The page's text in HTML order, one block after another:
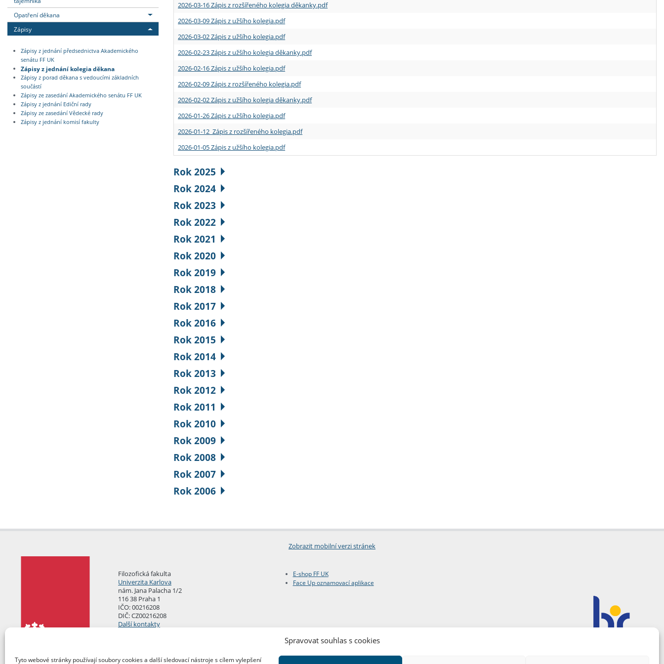
Spravovat souhlas s cookies
Tyto webové stránky používají soubory cookies a další sledovací nástroje s cílem vylepšení
Opatření děkana
Zápisy
Zápisy z jednání předsednictva Akademického
senátu FF UK
Zápisy z jednání kolegia děkana
Zápisy z porad děkana s vedoucími základních
součástí
Zápisy ze zasedání Akademického senátu FF UK
Zápisy z jednání Ediční rady
Zápisy ze zasedání Vědecké rady
Zápisy z jednání komisí fakulty
2026-03-16 Zápis z rozšířeného kolegia děkanky.pdf
2026-03-09 Zápis z užšího kolegia.pdf
2026-03-02 Zápis z užšího kolegia.pdf
2026-02-23 Zápis z užšího kolegia děkanky.pdf
2026-02-16 Zápis z užšího kolegia.pdf
2026-02-09 Zápis z rozšířeného kolegia.pdf
2026-02-02 Zápis z užšího kolegia děkanky.pdf
2026-01-26 Zápis z užšího kolegia.pdf
2026-01-12 Zápis z rozšířeného kolegia.pdf
2026-01-05 Zápis z užšího kolegia.pdf
Rok 2025
Rok 2024
Rok 2023
Rok 2022
Rok 2021
Rok 2020
Rok 2019
Rok 2018
Rok 2017
Rok 2016
Rok 2015
Rok 2014
Rok 2013
Rok 2012
Rok 2011
Rok 2010
Rok 2009
Rok 2008
Rok 2007
Rok 2006
Zobrazit mobilní verzi stránek
Filozofická fakulta
Univerzita Karlova
nám. Jana Palacha 1/2
116 38 Praha 1
IČO: 00216208
DIČ: CZ00216208
Další kontakty
E-shop FF UK
Face Up oznamovací aplikace